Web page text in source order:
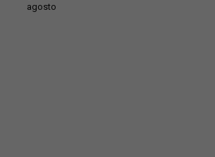
agosto